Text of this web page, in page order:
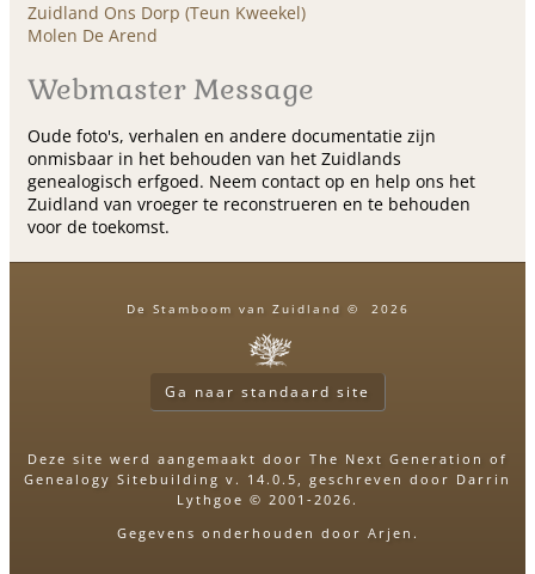
Zuidland Ons Dorp (Teun Kweekel)
Molen De Arend
Webmaster Message
Oude foto's, verhalen en andere documentatie zijn
onmisbaar in het behouden van het Zuidlands
genealogisch erfgoed. Neem contact op en help ons het
Zuidland van vroeger te reconstrueren en te behouden
voor de toekomst.
De Stamboom van Zuidland © 2026
Ga naar standaard site
Deze site werd aangemaakt door The Next Generation of
Genealogy Sitebuilding v. 14.0.5, geschreven door Darrin
Lythgoe © 2001-2026.
Gegevens onderhouden door Arjen .